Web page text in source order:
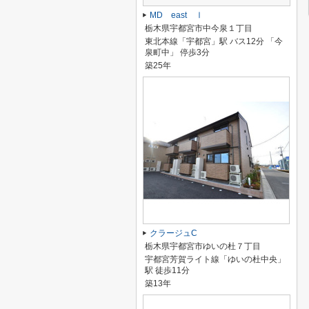
MD east Ⅰ
栃木県宇都宮市中今泉１丁目
東北本線「宇都宮」駅 バス12分 「今
泉町中」 停歩3分
築25年
クラージュC
栃木県宇都宮市ゆいの杜７丁目
宇都宮芳賀ライト線「ゆいの杜中央」
駅 徒歩11分
築13年